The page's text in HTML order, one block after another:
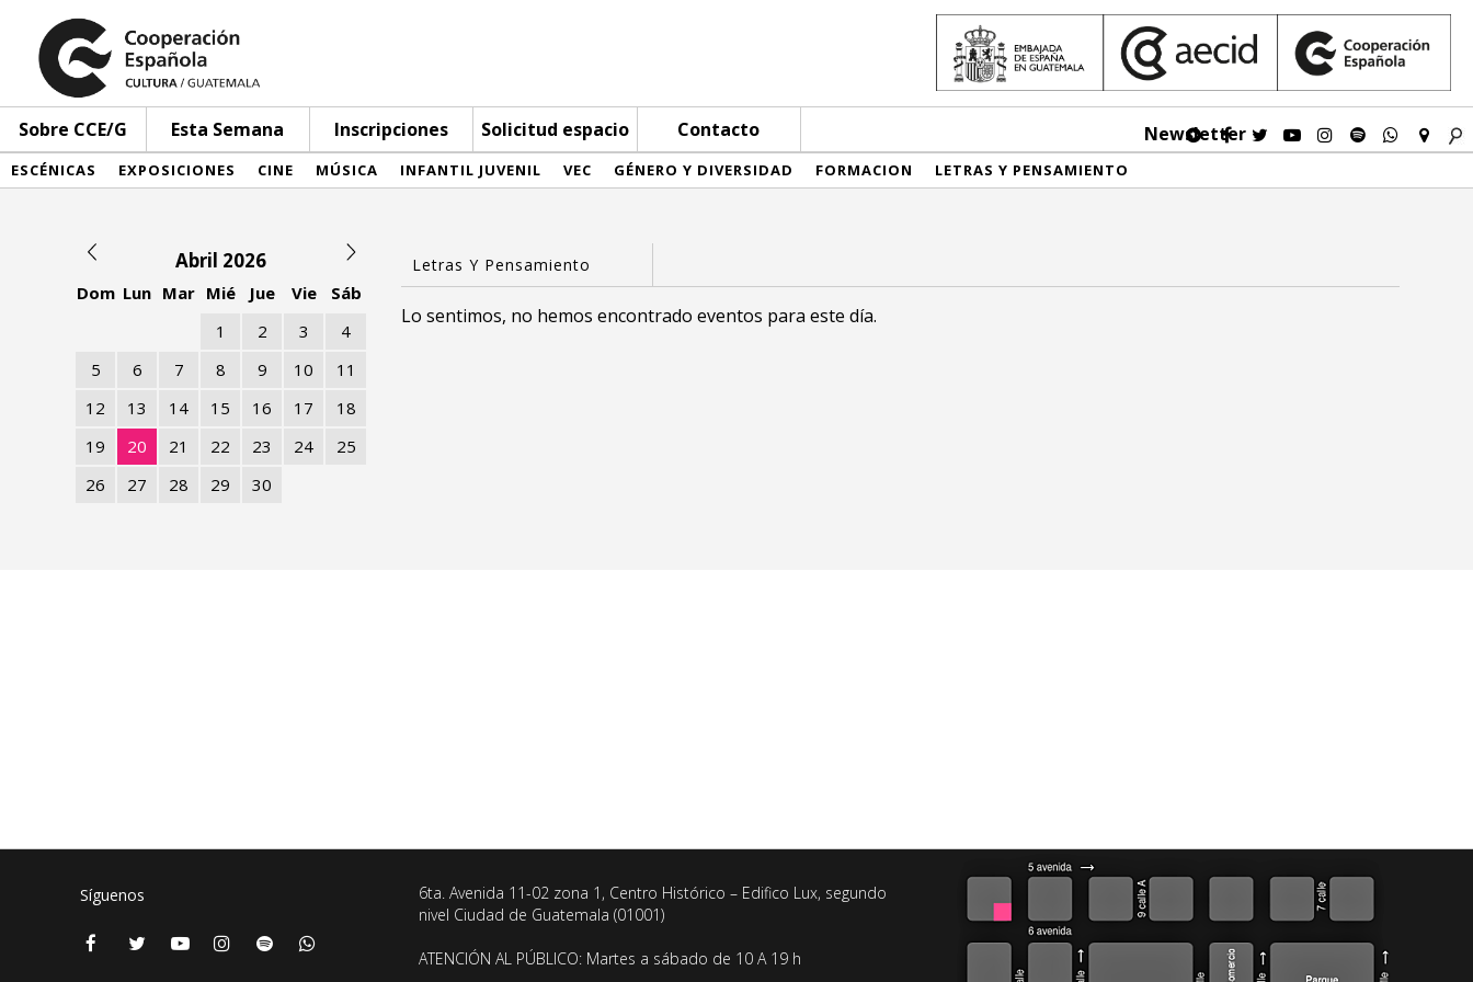
Sobre CCE/G Esta Semana Inscripciones Solicitud espacio Contacto Newsletter
ESCÉNICAS EXPOSICIONES CINE MÚSICA INFANTIL JUVENIL VEC GÉNERO Y DIVERSIDAD FORMACION LETRAS Y PENSAMIENTO
Abril 2026
Dom Lun Mar Mié Jue Vie
Sáb
1
2 3
4
5
6 7 8 9 10
11
12
13 14 15 16 17
18
19
20 21 22 23 24
25
26
27 28 29 30
Lo sentimos, no hemos encontrado eventos para este día.
Síguenos
6ta. Avenida 11-02 zona 1, Centro Histórico – Edifico Lux, segundo
nivel Ciudad de Guatemala (01001)
ATENCIÓN AL PÚBLICO: Martes a sábado de 10 A 19 h